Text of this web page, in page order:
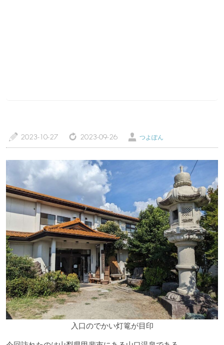
特徴・こだわりで選ぶ エリアから選ぶ
管理人随筆 当サイトについて
ご意見・お問い合わせ 利用規約
個人情報保護方針
a 2023-10-27 z 2023-09-26 Ü つよぽん
入口のでかい灯篭が目印